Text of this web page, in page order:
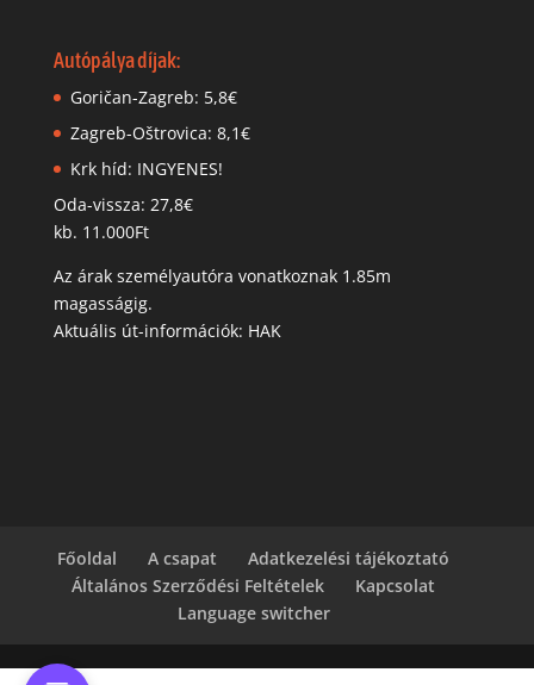
Autópálya díjak:
Goričan-Zagreb: 5,8€
Zagreb-Oštrovica: 8,1€
Krk híd: INGYENES!
Oda-vissza: 27,8€
kb. 11.000Ft
Az árak személyautóra vonatkoznak 1.85m
magasságig.
Aktuális út-információk: HAK
Főoldal A csapat
Adatkezelési tájékoztató
Általános Szerződési Feltételek
Kapcsolat
Language switcher